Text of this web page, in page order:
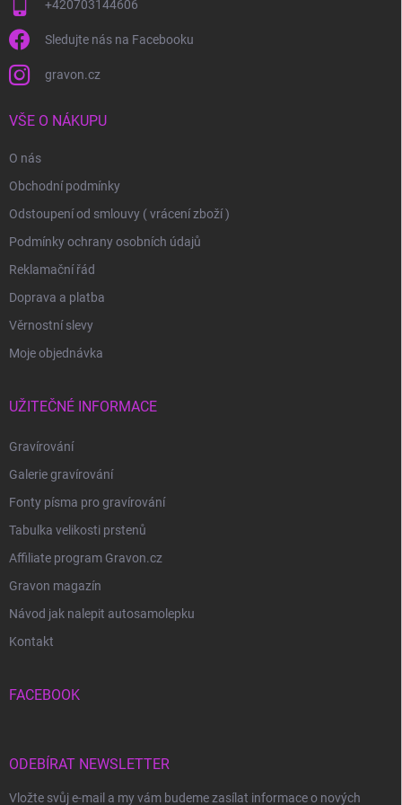
+420703144606
Sledujte nás na Facebooku
gravon.cz
VŠE O NÁKUPU
O nás
Obchodní podmínky
Odstoupení od smlouvy ( vrácení zboží )
Podmínky ochrany osobních údajů
Reklamační řád
Doprava a platba
Věrnostní slevy
Moje objednávka
UŽITEČNÉ INFORMACE
Gravírování
Galerie gravírování
Fonty písma pro gravírování
Tabulka velikosti prstenů
Affiliate program Gravon.cz
Gravon magazín
Návod jak nalepit autosamolepku
Kontakt
FACEBOOK
ODEBÍRAT NEWSLETTER
Vložte svůj e-mail a my vám budeme zasílat informace o nových